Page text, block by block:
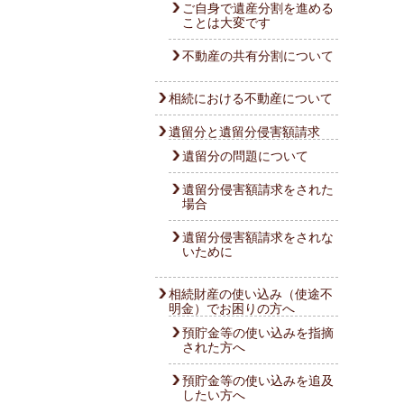
ご自身で遺産分割を進める
ことは大変です
不動産の共有分割について
相続における不動産について
遺留分と遺留分侵害額請求
遺留分の問題について
遺留分侵害額請求をされた
場合
遺留分侵害額請求をされな
いために
相続財産の使い込み（使途不
明金）でお困りの方へ
預貯金等の使い込みを指摘
された方へ
預貯金等の使い込みを追及
したい方へ